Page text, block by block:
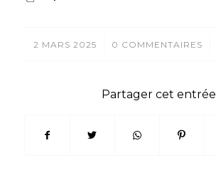
2 MARS 2025
/ 0 COMMENTAIRES
/
Partager cet entrée